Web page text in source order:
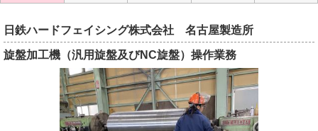
日鉄ハードフェイシング株式会社 名古屋製造所
旋盤加工機（汎用旋盤及びNC旋盤）操作業務